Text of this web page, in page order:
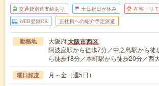
交通費別途支給あり 土日祝日が休み 在宅・リ
WEB登録OK 正社員への紹介予定派遣
勤務地 大阪府大阪市西区
阿波座駅から徒歩7分／中之島駅から徒
ら徒歩18分／本町駅から徒歩20分／西
曜日頻度 月～金（週5日）